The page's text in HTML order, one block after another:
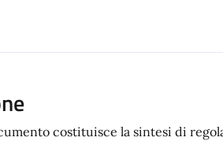
costituisce la sintesi di